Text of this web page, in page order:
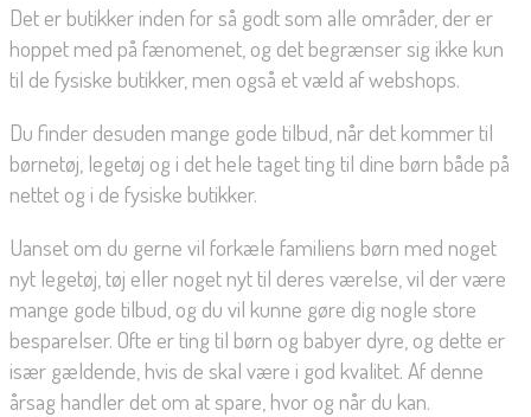
Det er butikker inden for så godt som alle områder, der er
hoppet med på fænomenet, og det begrænser sig ikke kun
til de fysiske butikker, men også et væld af webshops.
Du finder desuden mange gode tilbud, når det kommer til
børnetøj, legetøj og i det hele taget ting til dine børn både på
nettet og i de fysiske butikker.
Uanset om du gerne vil forkæle familiens børn med noget
nyt legetøj, tøj eller noget nyt til deres værelse, vil der være
mange gode tilbud, og du vil kunne gøre dig nogle store
besparelser. Ofte er ting til børn og babyer dyre, og dette er
især gældende, hvis de skal være i god kvalitet. Af denne
årsag handler det om at spare, hvor og når du kan.